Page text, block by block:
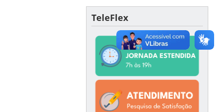
TeleFlex